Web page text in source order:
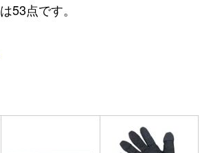
は53点です。